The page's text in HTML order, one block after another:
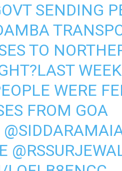
SENDING
TO
WERE
FROM GOA